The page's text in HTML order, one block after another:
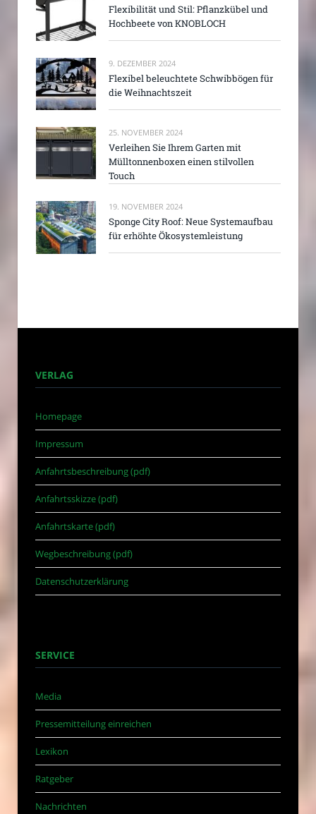
Flexibilität und Stil: Pflanzkübel und
Hochbeete von KNOBLOCH
9. DEZEMBER 2024
Flexibel beleuchtete Schwibbögen für
die Weihnachtszeit
25. NOVEMBER 2024
Verleihen Sie Ihrem Garten mit
Mülltonnenboxen einen stilvollen
Touch
19. NOVEMBER 2024
Sponge City Roof: Neue Systemaufbau
für erhöhte Ökosystemleistung
VERLAG
Homepage
Impressum
Anfahrtsbeschreibung (pdf)
Anfahrtsskizze (pdf)
Anfahrtskarte (pdf)
Wegbeschreibung (pdf)
Datenschutzerklärung
SERVICE
Media
Pressemitteilung einreichen
Lexikon
Ratgeber
Nachrichten